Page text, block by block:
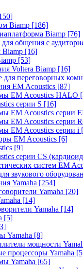
Biamp [186]
Biamp [76]
общения с
Biamp [16]
[53]
Voltera Biamp [16]
переговорных
EM Acoustics [87]
EM Acoustics HALO
серии S [16]
EM Acoustics серии
EM Acoustics серии
EM Acoustics серии i
EM Acoustics [6]
[9]
серии CS
систем EM
звукового
Yamaha [254]
Yamaha [20]
[14]
Yamaha [14]
[5]
Yamaha [8]
мощности
процессоры Yamaha
Yamaha [65]